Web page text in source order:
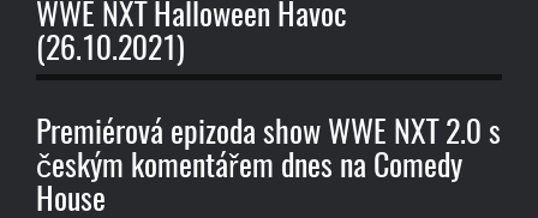
WWE NXT Halloween Havoc
(26.10.2021)
Premiérová epizoda show WWE NXT 2.0 s
českým komentářem dnes na Comedy
House